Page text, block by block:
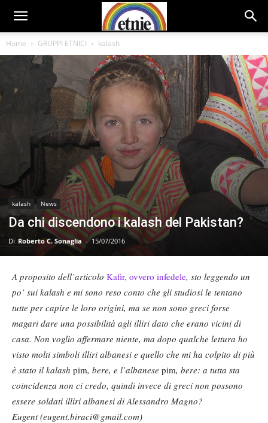
Home GRUPPI ETNICI kalash
kalash News
Da chi discendono i kalash del Pakistan?
Di Roberto C. Sonaglia - 15/07/2016
A proposito dell’articolo Kafir, ovvero infedele, sto leggendo un
po’ sui kalash e mi sono reso conto che gli studiosi le tentano
tutte per capire le loro origini, ma se non sono greci forse
magari dare una possibilità agli illiri dato che erano vicini di
casa. Non voglio affermare niente, ma dopo qualche lettura ho
visto molti simboli illiri albanesi e quello che mi ha colpito di più
è stato il kalash pim, bere, e l’albanese pim, bere: a tutta sta
coincidenza non ci credo, quindi invece di greci non possono
essere soldati illiri albanesi di Alessandro Magno?
Eugent (eugent.biraci@gmail.com)